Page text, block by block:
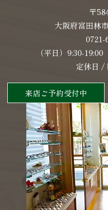
〒
大阪府富田林
0721-
（平日）9:30-
定休日 /
来店ご予約受付中